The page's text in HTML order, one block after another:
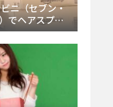
ニ（セブン・
でヘアスプレ
所と買える種